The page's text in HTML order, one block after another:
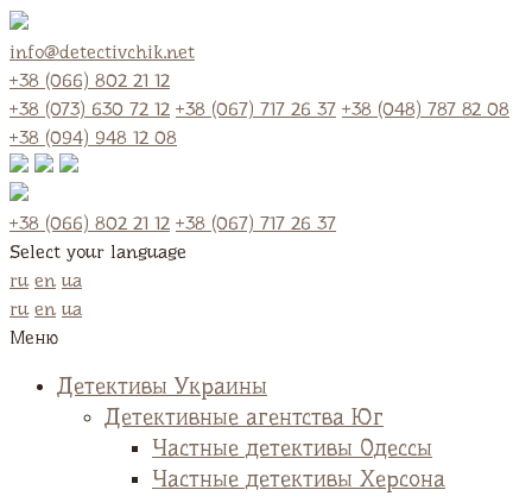
info@detectivchik.net
+38 (066) 802 21 12
+38 (073) 630 72 12 +38 (067) 717 26 37 +38 (048) 787 82 08
+38 (094) 948 12 08
+38 (066) 802 21 12 +38 (067) 717 26 37
Select your language
ru en ua
ru en ua
Меню
Детективы Украины
Детективные агентства Юг
Частные детективы Одессы
Частные детективы Херсона